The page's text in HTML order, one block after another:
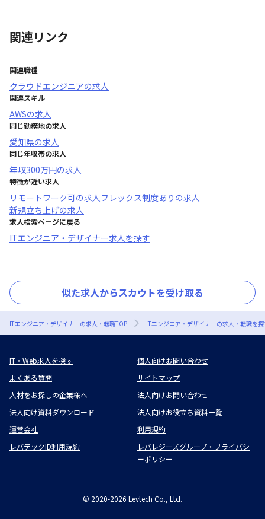
関連リンク
関連職種
クラウドエンジニアの求人
関連スキル
AWSの求人
同じ勤務地の求人
愛知県の求人
同じ年収帯の求人
年収300万円の求人
特徴が近い求人
リモートワーク可の求人フレックス制度あり の求人
新規立ち上げの求人
求人検索ページに戻る
ITエンジニア・デザイナー求人を探す
似た求人からスカウトを受け取る
ITエンジニア・デザイナーの求人・転職TOP ITエンジニア・デザイナーの求人・転職を
IT・Web求人を探す
個人向けお問い合わせ
よくある質問
サイトマップ
人材をお探しの企業様へ
法人向けお問い合わせ
法人向け資料ダウンロード
法人向けお役立ち資料一覧
運営会社
利用規約
レバテックID利用規約
レバレジーズグループ・プライバシ
ーポリシー
© 2020-2026 Levtech Co., Ltd.